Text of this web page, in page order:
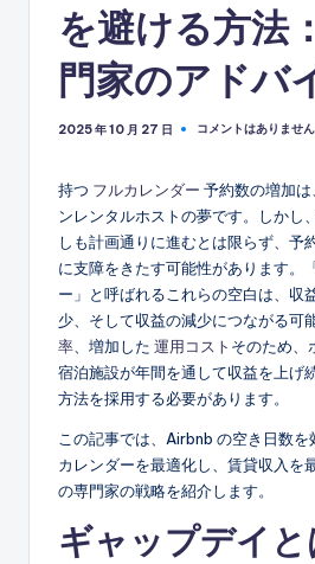
を避ける方法
門家のアドバ
2025 年 10 月 27 日 コメントはありません
持つ フルカレンダー 予約数の増加
ンレンタルホストの夢です。しかし
しも計画通りに進むとは限らず、予
に支障をきたす可能性があります。
ー」と呼ばれるこれらの空白は、収
少、そして収益の減少につながる可
率 、増加した 運用コスト そのため、
宿泊施設が年間を通して収益を上げ
方法を採用する必要があります。
この記事では、Airbnb の空き日数
カレンダーを最適化し、賃貸収入を
の専門家の戦略を紹介します。
ギャップデイ